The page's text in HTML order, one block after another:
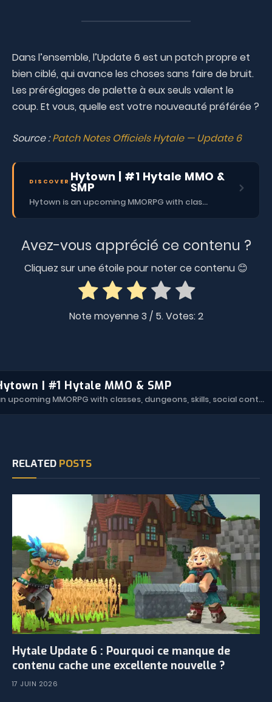
Dans l’ensemble, l’Update 6 est un patch propre et
bien ciblé, qui avance les choses sans faire de bruit.
Les préréglages de palette à eux seuls valent le
coup. Et vous, quelle est votre nouveauté préférée ?
Source :Patch Notes Officiels Hytale — Update 6
DISCOVER Hytown | #1 Hytale MMO &
SMP
Hytown is an upcoming MMORPG with classes, dungeons, skills, social content, and more.
Avez-vous apprécié ce contenu ?
Cliquez sur une étoile pour noter ce contenu 😊
Note moyenne 3 / 5. Votes:2
| #1 Hytale MMO & SMP
Hytown is an upcoming MMORPG with classes, dungeons, skills, social content, and more.
RELATED POSTS
Hytale Update 6 : Pourquoi ce manque de
contenu cache une excellente nouvelle ?
17 JUIN 2026